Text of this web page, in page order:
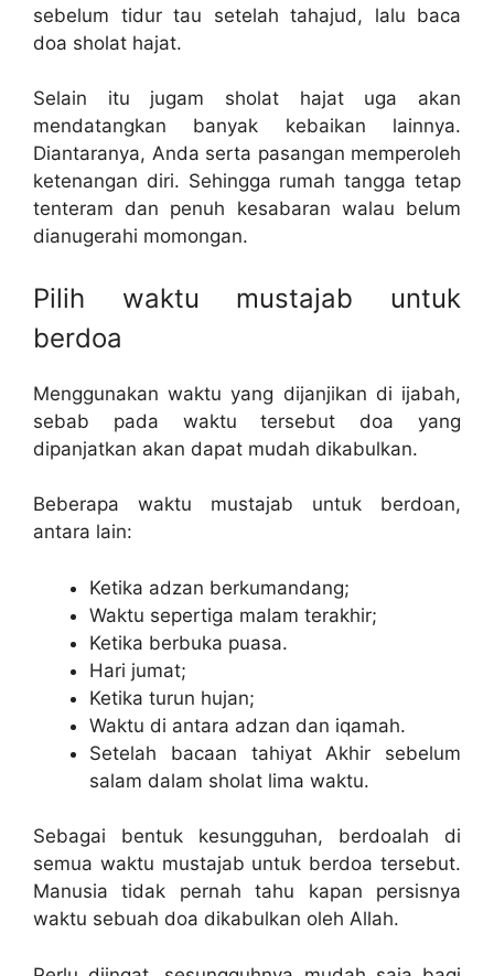
sebelum tidur tau setelah tahajud, lalu baca
doa sholat hajat.
Selain itu jugam sholat hajat uga akan
mendatangkan banyak kebaikan lainnya.
Diantaranya, Anda serta pasangan memperoleh
ketenangan diri. Sehingga rumah tangga tetap
tenteram dan penuh kesabaran walau belum
dianugerahi momongan.
Pilih waktu mustajab untuk
berdoa
Menggunakan waktu yang dijanjikan di ijabah,
sebab pada waktu tersebut doa yang
dipanjatkan akan dapat mudah dikabulkan.
Beberapa waktu mustajab untuk berdoan,
antara lain:
Ketika adzan berkumandang;
Waktu sepertiga malam terakhir;
Ketika berbuka puasa.
Hari jumat;
Ketika turun hujan;
Waktu di antara adzan dan iqamah.
Setelah bacaan tahiyat Akhir sebelum
salam dalam sholat lima waktu.
Sebagai bentuk kesungguhan, berdoalah di
semua waktu mustajab untuk berdoa tersebut.
Manusia tidak pernah tahu kapan persisnya
waktu sebuah doa dikabulkan oleh Allah.